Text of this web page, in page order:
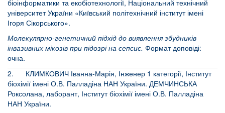
біоінформатики та екобіотехнології, Національний технічний
університет України «Київський політехнічний інститут імені
Ігоря Сікорського».
Молекулярно-генетичний підхід до виявлення збудників
інвазивних мікозів при підозрі на сепсис. Формат доповіді:
очна.
2. КЛИМКОВИЧ Іванна-Марія, Інженер 1 категорії, Інститут
біохімії імені О.В. Палладіна НАН України. ДЕМЧИНСЬКА
Роксолана, лаборант, Інститут біохімії імені О.В. Палладіна
НАН України.